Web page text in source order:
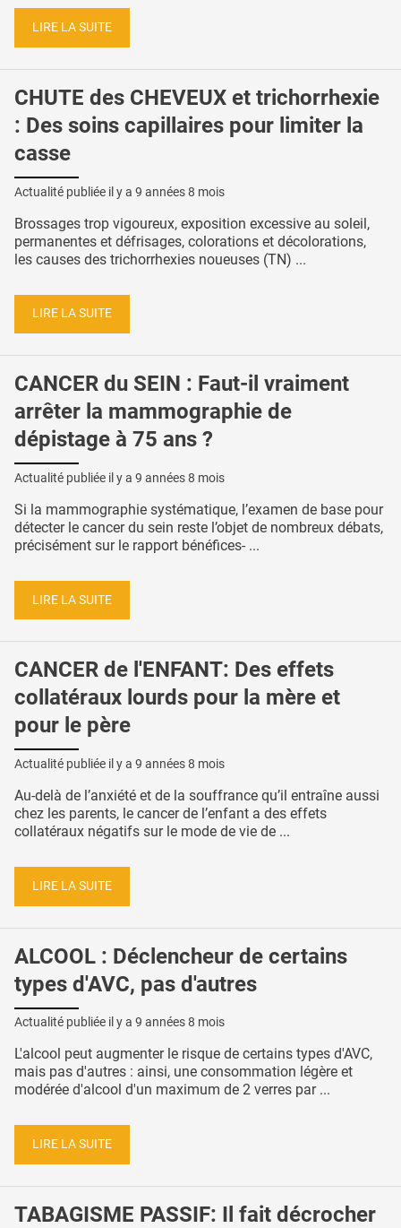
LIRE LA SUITE
CHUTE des CHEVEUX et trichorrhexie
: Des soins capillaires pour limiter la
casse
Actualité publiée il y a 9 années 8 mois
Brossages trop vigoureux, exposition excessive au soleil,
permanentes et défrisages, colorations et décolorations,
les causes des trichorrhexies noueuses (TN) ...
LIRE LA SUITE
CANCER du SEIN : Faut-il vraiment
arrêter la mammographie de
dépistage à 75 ans ?
Actualité publiée il y a 9 années 8 mois
Si la mammographie systématique, l’examen de base pour
détecter le cancer du sein reste l’objet de nombreux débats,
précisément sur le rapport bénéfices- ...
LIRE LA SUITE
CANCER de l'ENFANT: Des effets
collatéraux lourds pour la mère et
pour le père
Actualité publiée il y a 9 années 8 mois
Au-delà de l’anxiété et de la souffrance qu’il entraîne aussi
chez les parents, le cancer de l’enfant a des effets
collatéraux négatifs sur le mode de vie de ...
LIRE LA SUITE
ALCOOL : Déclencheur de certains
types d'AVC, pas d'autres
Actualité publiée il y a 9 années 8 mois
L'alcool peut augmenter le risque de certains types d'AVC,
mais pas d'autres : ainsi, une consommation légère et
modérée d'alcool d'un maximum de 2 verres par ...
LIRE LA SUITE
TABAGISME PASSIF: Il fait décrocher